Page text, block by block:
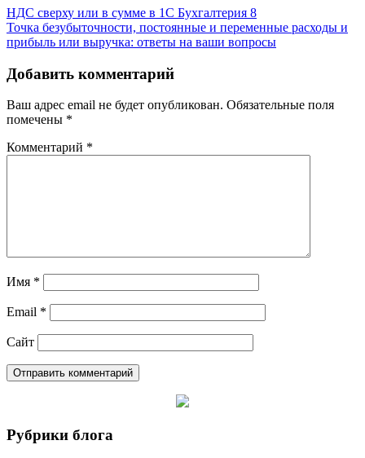
Навигация
по
НДС сверху или в сумме в 1С Бухгалтерия 8
Точка безубыточности, постоянные и переменные расходы и
прибыль или выручка: ответы на ваши вопросы
Добавить комментарий
Ваш адрес email не будет опубликован. Обязательные поля
помечены *
Комментарий *
Имя *
Email *
Сайт
Рубрики блога